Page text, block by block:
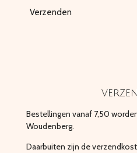
Verzenden
Bestellingen vanaf 7,50
Woudenberg.
Daarbuiten zijn de